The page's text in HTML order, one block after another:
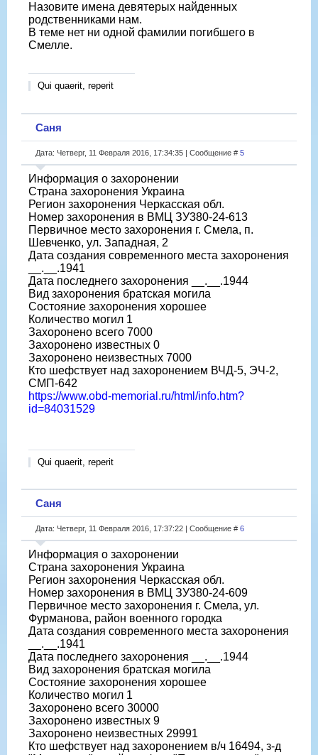
Назовите имена девятерых найденных
родственниками нам.
В теме нет ни одной фамилии погибшего в
Смелле.
Qui quaerit, reperit
Саня
Дата: Четверг, 11 Февраля 2016, 17:34:35 | Сообщение # 5
Информация о захоронении
Страна захоронения Украина
Регион захоронения Черкасская обл.
Номер захоронения в ВМЦ ЗУ380-24-613
Первичное место захоронения г. Смела, п.
Шевченко, ул. Западная, 2
Дата создания современного места захоронения
__.__.1941
Дата последнего захоронения __.__.1944
Вид захоронения братская могила
Состояние захоронения хорошее
Количество могил 1
Захоронено всего 7000
Захоронено известных 0
Захоронено неизвестных 7000
Кто шефствует над захоронением ВЧД-5, ЭЧ-2,
СМП-642
https://www.obd-memorial.ru/html/info.htm?
id=84031529
Qui quaerit, reperit
Саня
Дата: Четверг, 11 Февраля 2016, 17:37:22 | Сообщение # 6
Информация о захоронении
Страна захоронения Украина
Регион захоронения Черкасская обл.
Номер захоронения в ВМЦ ЗУ380-24-609
Первичное место захоронения г. Смела, ул.
Фурманова, район военного городка
Дата создания современного места захоронения
__.__.1941
Дата последнего захоронения __.__.1944
Вид захоронения братская могила
Состояние захоронения хорошее
Количество могил 1
Захоронено всего 30000
Захоронено известных 9
Захоронено неизвестных 29991
Кто шефствует над захоронением в/ч 16494, з-д